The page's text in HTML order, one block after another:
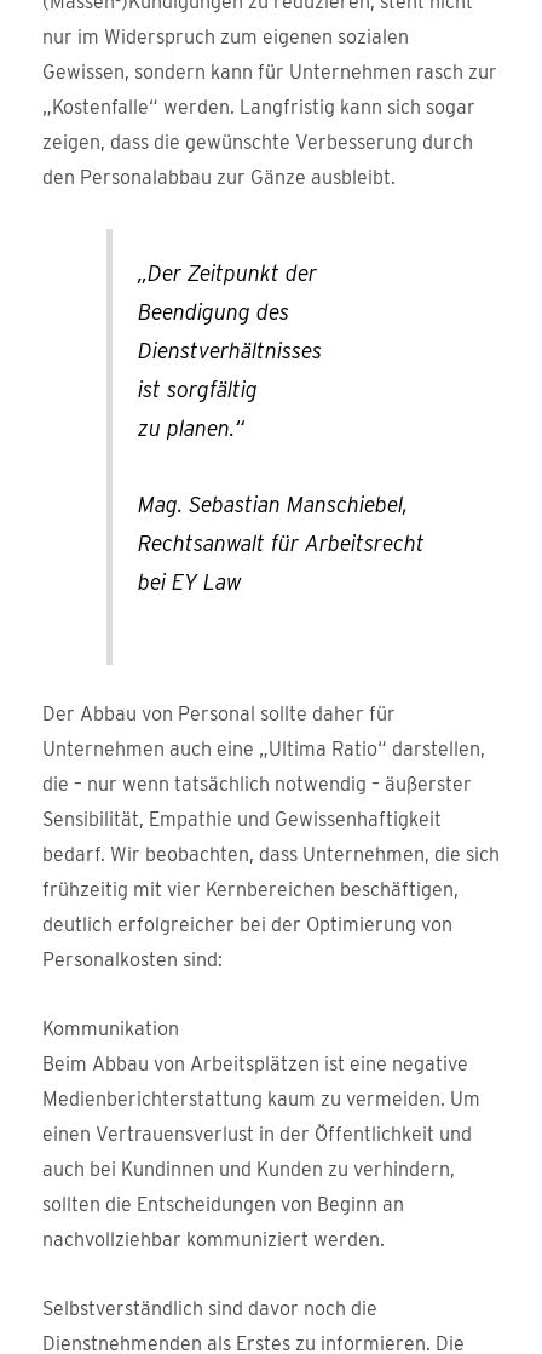
nur im Widerspruch zum eigenen sozialen
Gewissen, sondern kann für Unternehmen rasch zur
„Kostenfalle“ werden. Langfristig kann sich sogar
zeigen, dass die gewünschte Verbesserung durch
den Personalabbau zur Gänze ausbleibt.
„Der Zeitpunkt der
Beendigung des
Dienstverhältnisses
ist sorgfältig
zu planen.“
Mag. Sebastian Manschiebel,
Rechtsanwalt für Arbeitsrecht
bei EY Law
Der Abbau von Personal sollte daher für
Unternehmen auch eine „Ultima Ratio“ darstellen,
die – nur wenn tatsächlich notwendig – äußerster
Sensibilität, Empathie und Gewissenhaftigkeit
bedarf. Wir beobachten, dass Unternehmen, die sich
frühzeitig mit vier Kernbereichen beschäftigen,
deutlich erfolgreicher bei der Optimierung von
Personalkosten sind:
Kommunikation
Beim Abbau von Arbeitsplätzen ist eine negative
Medienberichterstattung kaum zu vermeiden. Um
einen Vertrauensverlust in der Öffentlichkeit und
auch bei Kundinnen und Kunden zu verhindern,
sollten die Entscheidungen von Beginn an
nachvollziehbar kommuniziert werden.
Selbstverständlich sind davor noch die
Dienstnehmenden als Erstes zu informieren. Die